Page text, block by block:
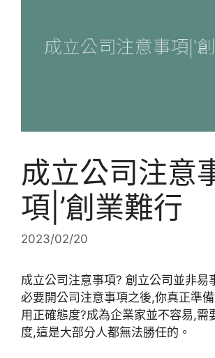
成立公司注意
項|’創業難行
2023/02/20
成立公司注意事項? 創立公司並非易
必要開公司注意事項之後,你真正準
用正確態度?成為企業家並不容易,需
度,這是大部分人都無法勝任的。